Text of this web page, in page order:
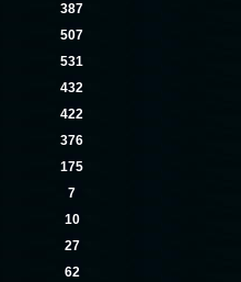
387
507
531
432
422
376
175
7
10
27
62